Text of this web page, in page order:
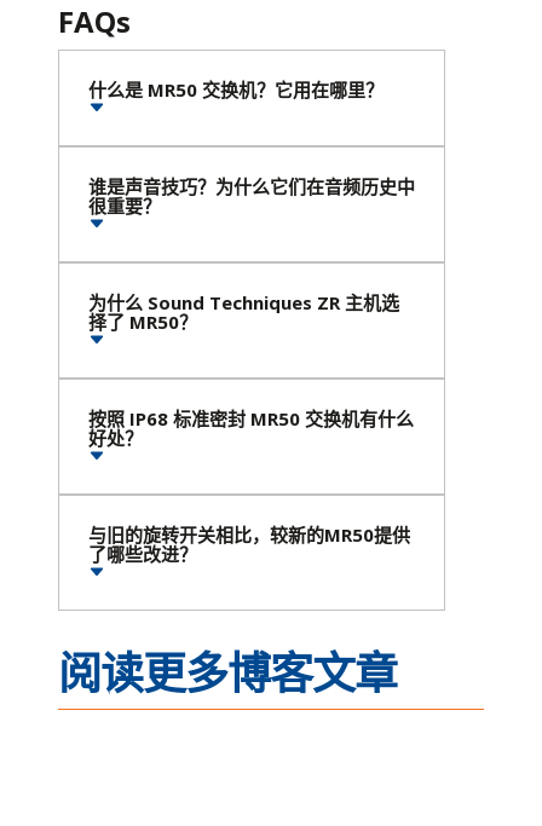
FAQs
什么是 MR50 交换机？它用在哪里？
谁是声音技巧？为什么它们在音频历史中
很重要？
为什么 Sound Techniques ZR 主机选
择了 MR50？
按照 IP68 标准密封 MR50 交换机有什么
好处？
与旧的旋转开关相比，较新的MR50提供
了哪些改进？
阅读更多博客文章